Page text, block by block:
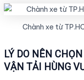
Chành xe từ
LÝ DO NÊN
VẬN TẢI HÙNG